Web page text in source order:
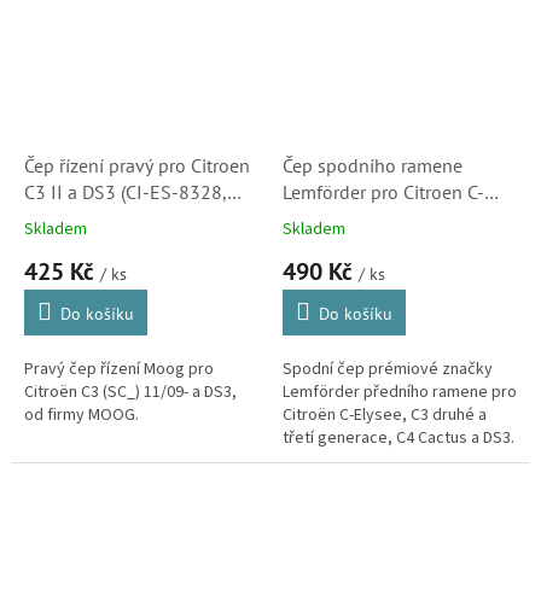
Čep řízení pravý pro Citroen
C3 II a DS3 (CI-ES-8328,
381791)
Skladem
425 Kč / ks
Do košíku
Pravý čep řízení Moog pro
Citroën C3 (SC_) 11/09- a DS3,
od firmy MOOG.
Čep spodního ramene
Lemförder pro Citroen C-
Elysee a C3 II, C3 III, C4
Skladem
490 Kč / ks
Do košíku
Spodní čep prémiové značky
Lemförder předního ramene pro
Citroën C-Elysee, C3 druhé a
třetí generace, C4 Cactus a DS3.
(Peugeot 208, 301 a 2008, Opel